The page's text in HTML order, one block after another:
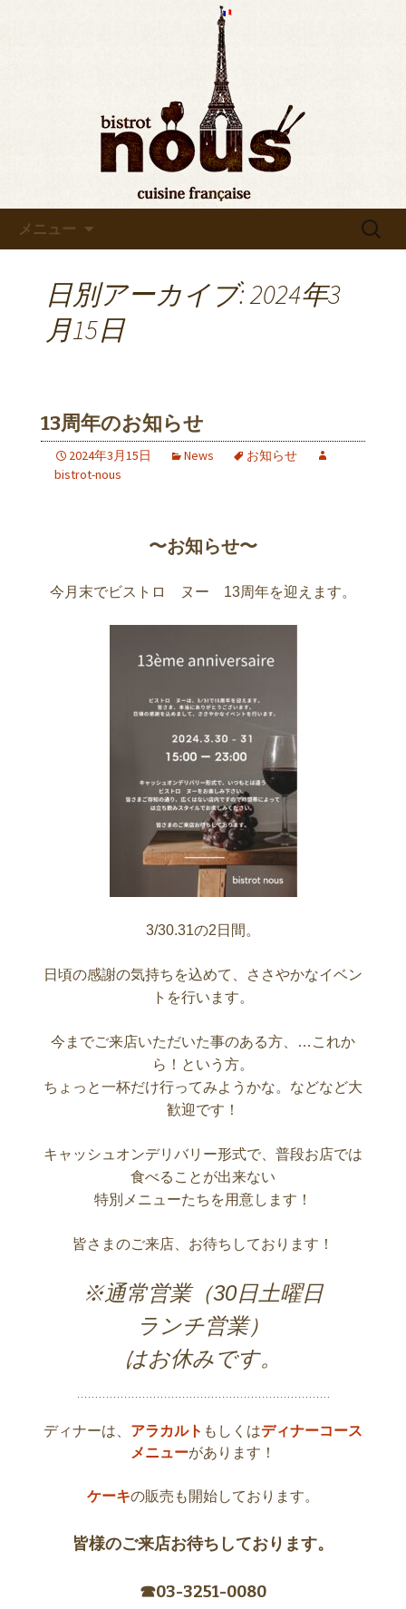
◆東京・秋葉原◆ビストロヌ
ー“bistrot nous”よりお知らせ
東京・秋葉原のビストロヌー“bistrot
nous”の最新情報をお知らせします。フ
レンチが美味しい当店の新メニューや
おすすめワインの入荷情報、メディア
情報などさまざまなお知らせをします
ので、ぜひご覧ください。
メニュー
検
日別アーカイブ: 2024年3
月15日
13周年のお知らせ
2024年3月15日 News
お知らせ
bistrot-nous
〜お知らせ〜
今月末でビストロ ヌー 13周年を迎えます。
3/30.31の2日間。
日頃の感謝の気持ちを込めて、ささやかなイベン
トを行います。
今までご来店いただいた事のある方、…これか
ら！という方。
ちょっと一杯だけ行ってみようかな。などなど大
歓迎です！
キャッシュオンデリバリー形式で、普段お店では
食べることが出来ない
特別メニューたちを用意します！
皆さまのご来店、お待ちしております！
※通常営業（30日土曜日
ランチ営業）
はお休みです。
ディナーは、 アラカルト もしくはディナーコース
メニューがあります！
ケーキの販売も開始しております。
皆様のご来店お待ちしております。
☎︎03-3251-0080